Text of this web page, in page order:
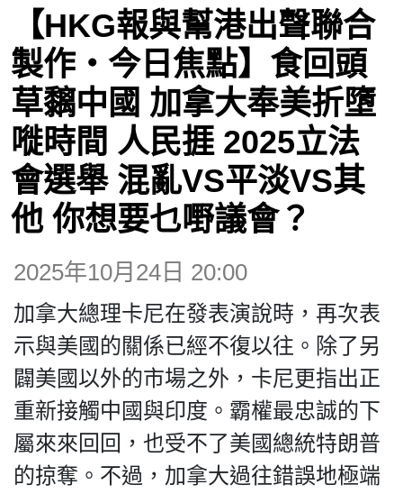
觀點
博客
投票
視頻
昔日
系列
活動
關於我們
【HKG報與幫港出聲聯合
製作‧今日焦點】食回頭
草黐中國 加拿大奉美折墮
嘥時間 人民捱 2025立法
會選舉 混亂VS平淡VS其
他 你想要乜嘢議會？
2025年10月24日 20:00
加拿大總理卡尼在發表演說時，再次表
示與美國的關係已經不復以往。除了另
闢美國以外的市場之外，卡尼更指出正
重新接觸中國與印度。霸權最忠誠的下
屬來來回回，也受不了美國總統特朗普
的掠奪。不過，加拿大過往錯誤地極端